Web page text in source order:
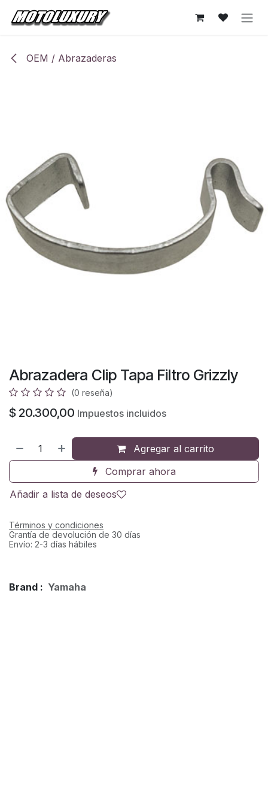
Ir al contenido
OEM / Abrazaderas
Abrazadera Clip Tapa Filtro Grizzly
(0 reseña)
$ 20.300,00 Impuestos incluidos
Agregar al carrito
Comprar ahora
Añadir a lista de deseos
Términos y condiciones
Grantía de devolución de 30 días
Envío: 2-3 días hábiles
Brand : Yamaha